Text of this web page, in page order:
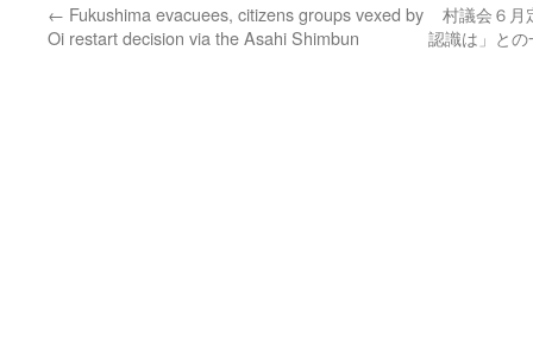
← Fukushima evacuees, citizens groups vexed by
Oi restart decision via the Asahi Shimbun
村議会６
認識は」と